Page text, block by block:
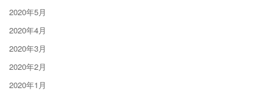
2020年5月
2020年4月
2020年3月
2020年2月
2020年1月